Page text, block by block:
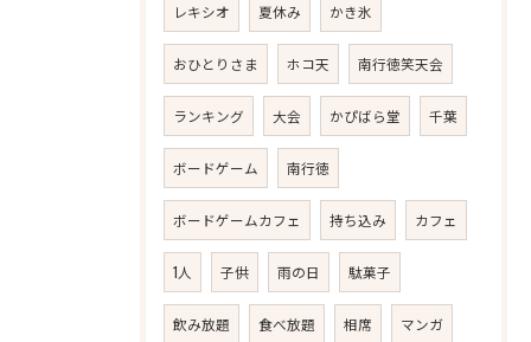
レキシオ 夏休み かき氷
おひとりさま ホコ天 南行徳笑天会
ランキング 大会 かぴばら堂 千葉
ボードゲーム 南行徳
ボードゲームカフェ 持ち込み カフェ
1人 子供 雨の日 駄菓子
飲み放題 食べ放題 相席 マンガ